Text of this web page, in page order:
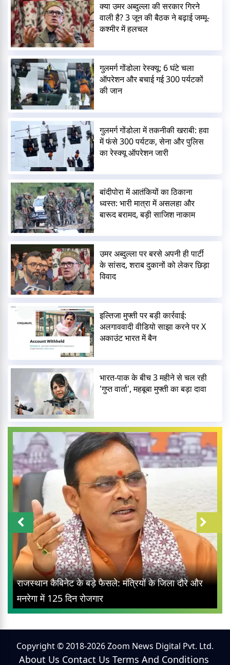
क्या उमर अब्दुल्ला की सरकार गिरने
वाली है? 3 जून की बैठक ने बढ़ाई जम्मू-
कश्मीर में हलचल
गुलमर्ग गोंडोला रेस्क्यू: 6 घंटे चला
ऑपरेशन और बचाई गई 300 पर्यटकों
की जान
गुलमर्ग गोंडोला में तकनीकी खराबी: हवा
में फंसे 300 पर्यटक, सेना और पुलिस
का रेस्क्यू ऑपरेशन जारी
बांदीपोरा में आतंकियों का ठिकाना
ध्वस्त: भारी मात्रा में असलहा और
बारूद बरामद, बड़ी साजिश नाकाम
उमर अब्दुल्ला पर बरसे अपनी ही पार्टी
के सांसद, शराब दुकानों को लेकर छिड़ा
विवाद
इल्तिजा मुफ्ती पर बड़ी कार्रवाई:
अलगाववादी वीडियो साझा करने पर X
अकाउंट भारत में बैन
भारत-पाक के बीच 3 महीने से चल रही
'गुप्त वार्ता', महबूबा मुफ्ती का बड़ा दावा
राजस्थान कैबिनेट के बड़े फैसले: मंत्रियों के जिला दौरे और
मनरेगा में 125 दिन रोजगार
Copyright © 2018-2026 Zoom News Digital Pvt. Ltd.
About Us Contact Us Terms And Conditions